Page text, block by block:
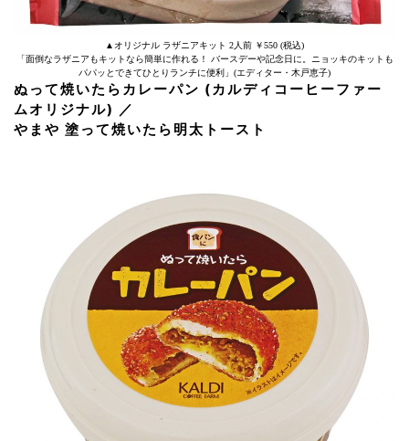
▲オリジナル ラザニアキット 2人前 ￥550 (税込)
「面倒なラザニアもキットなら簡単に作れる！ バースデーや記念日に。ニョッキのキットも
パパッとできてひとりランチに便利」(エディター・木戸恵子)
ぬって焼いたらカレーパン (カルディコーヒーファー
ムオリジナル) ／
やまや 塗って焼いたら明太トースト